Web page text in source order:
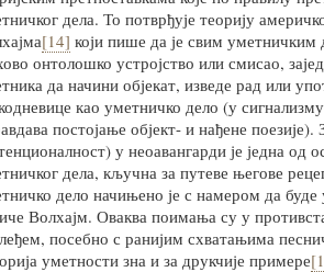
дела. То потврђује теорију
[14] који пише да је свим уметничким
онтолошко устројство или смисао,
да начини објекат, изведе рад или
као уметничко дело (у
постојање објект- и нађене поезије).
у неоавангарди је једна од
дела, кључна за путеве његове
дело начињено је с намером да буде
Волхајм. Оваква поимања су у
посебно с ранијим схватањима
уметности зна и за друкчије примере